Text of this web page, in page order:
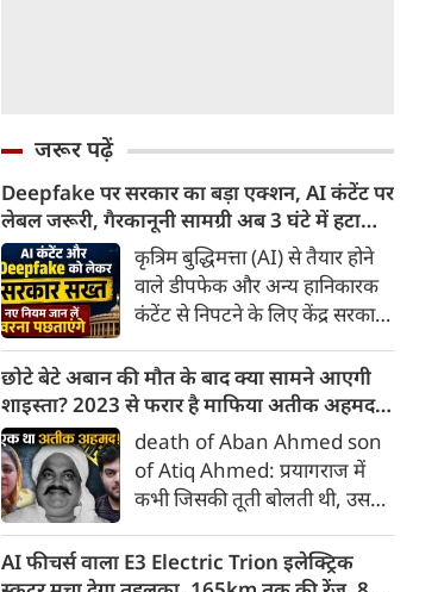
जरूर पढ़ें
Deepfake पर सरकार का बड़ा एक्शन, AI कंटेंट पर
लेबल जरूरी, गैरकानूनी सामग्री अब 3 घंटे में हटानी
होगी, नए नियम जान लें वरना पछताएंगे
कृत्रिम बुद्धिमत्ता (AI) से तैयार होने
वाले डीपफेक और अन्य हानिकारक
कंटेंट से निपटने के लिए केंद्र सरकार
किया है। सरकार ने AI से तैयार कंटेंट
पर स्पष्ट लेबल और पहचान योग्य
मेटाडेटा उपलब्ध कराना अनिवार्य
किया है। साथ ही, सरकारी या
न्यायालय के आदेश के आधार पर
गैरकानूनी जानकारी हटाने की
समयसीमा 36 घंटे से घटाकर 3 घंटे
कर दी गई है।
छोटे बेटे अबान की मौत के बाद क्या सामने आएगी
शाइस्ता? 2023 से फरार है माफिया अतीक अहमद
की पत्नी
death of Aban Ahmed son
of Atiq Ahmed: प्रयागराज में
कभी जिसकी तूती बोलती थी, उस
अहमद के कुनबे पर कानून और
किस्मत की दोहरी मार पड़ रही है।
AI फीचर्स वाला E3 Electric Trion इलेक्ट्रिक